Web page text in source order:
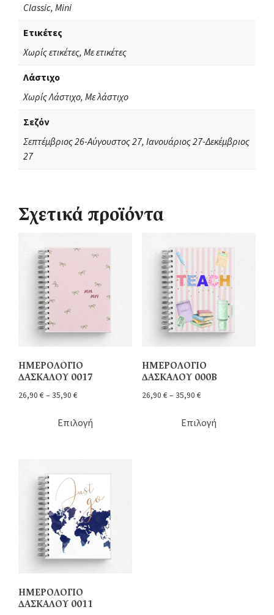
Classic, Mini
Ετικέτες
Χωρίς ετικέτες, Με ετικέτες
Λάστιχο
Χωρίς Λάστιχο, Με λάστιχο
Σεζόν
Σεπτέμβριος 26-Αύγουστος 27, Ιανουάριος 27-Δεκέμβριος
27
Σχετικά προϊόντα
ΗΜΕΡΟΛΟΓΙΟ
ΔΑΣΚΑΛΟΥ 0017
26,90 € – 35,90 €
Επιλογή
ΗΜΕΡΟΛΟΓΙΟ
ΔΑΣΚΑΛΟΥ 000Β
26,90 € – 35,90 €
Επιλογή
ΗΜΕΡΟΛΟΓΙΟ
ΔΑΣΚΑΛΟΥ 0011